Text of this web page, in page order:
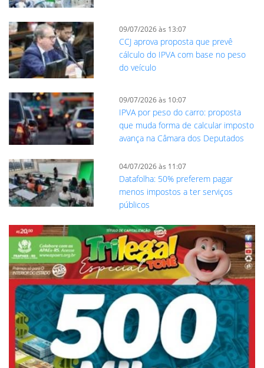
09/07/2026 às 13:07
CCJ aprova proposta que prevê
cálculo do IPVA com base no peso
do veículo
09/07/2026 às 10:07
IPVA por peso do carro: proposta
que muda forma de calcular imposto
avança na Câmara dos Deputados
04/07/2026 às 11:07
Datafolha: 50% preferem pagar
menos impostos a ter serviços
públicos